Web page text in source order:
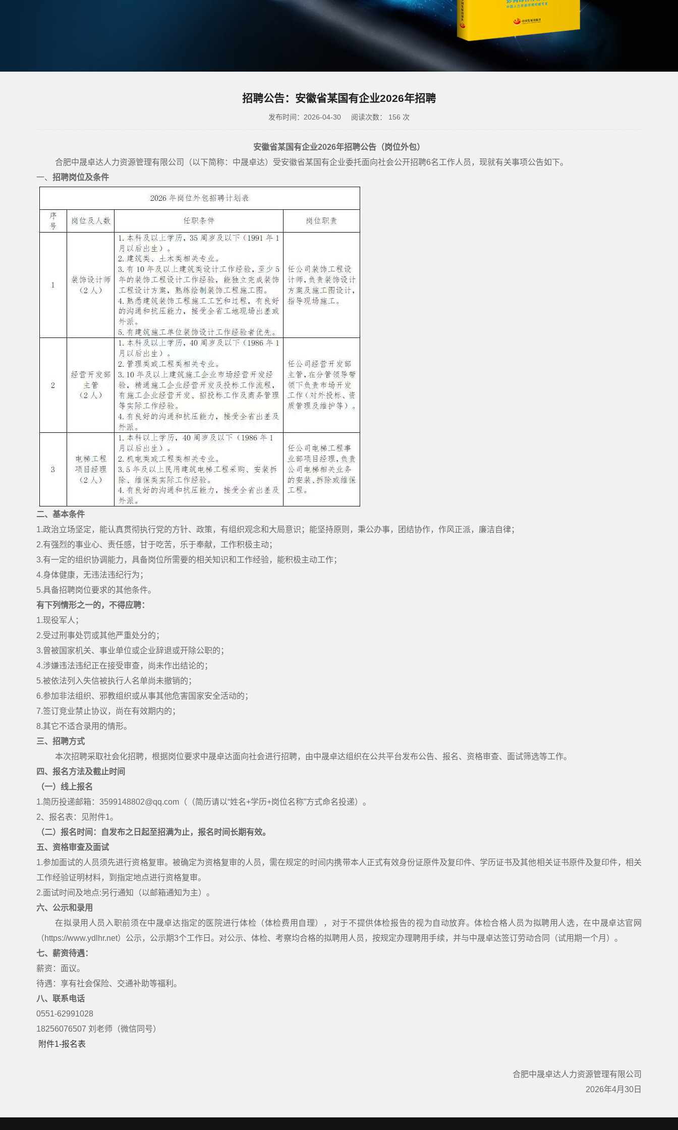
招聘公告：安徽省某国有企业2026年招聘
发布时间：2026-04-30 阅读次数： 156 次
安徽省某国有企业2026年招聘公告 （岗位外包）
合肥中晟卓达人力资源管理有限公司（以下简称：中晟卓达）受安徽省某国有企业委托面向社会公开招聘6名工作人员，现就有关事项公告如下。
一、 招聘岗位及条件
二、基本条件
1.政治立场坚定，能认真贯彻执行党的方针、政策，有组织观念和大局意识；能坚持原则，秉公办事，团结协作，作风正派，廉洁自律；
2.有强烈的事业心、责任感，甘于吃苦，乐于奉献，工作积极主动；
3.有一定的组织协调能力，具备岗位所需要的相关知识和工作经验，能积极主动工作；
4.身体健康，无违法违纪行为；
5.具备招聘岗位要求的其他条件。
有下列情形之一的，不得应聘：
1.现役军人；
2.受过刑事处罚或其他严重处分的；
3.曾被国家机关、事业单位或企业辞退或开除公职的；
4.涉嫌违法违纪正在接受审查，尚未作出结论的；
5.被依法列入失信被执行人名单尚未撤销的；
6.参加非法组织、邪教组织或从事其他危害国家安全活动的；
7.签订竞业禁止协议，尚在有效期内的；
8.其它不适合录用的情形。
三、招聘方式
本次招聘采取社会化招聘，根据岗位要求中晟卓达面向社会进行招聘，由中晟卓达组织在公共平台发布公告、报名、资格审查、面试筛选等工作。
四、 报名方法及截止时间
（一） 线上报名
1.简历投递邮箱： 3599148802@qq.com（（简历请以“姓名+学历+岗位名称”方式命名投递）。
2、报名表：见附件1。
（二） 报名时间：自发布之日起至招满为止，报名时间长期有效。
五、资格审查及面试
1.参加面试的人员须先进行资格复审。被确定为资格复审的人员，需在规定的时间内携带本人正式有效身份证原件及复印件、学历证书及其他相关证书原件及复印件，相关
工作经验证明材料，到指定地点进行资格复审。
2.面试时间及地点:另行通知
（以邮箱通知为主）。
六、 公示和录用
在拟录用人员入职前须在中晟卓达指定的医院进行体检（体检费用自理），对于不提供体检报告的视为自动放弃。体检合格人员为拟聘用人选，在中晟卓达官网
（https://www.ydlhr.net） 公示，公示期3个工作日。对公示、体检、考察均合格的拟聘用人员，按规定办理聘用手续，并与中晟卓达签订劳动合同（试用期一个月）。
七、薪资待遇：
薪资：面议。
待遇：享有社会保险、交通补助等福利。
八、 联系电话
0551-62991028
18256076507 刘老师（微信同号）
附件1-报名表
合肥中晟卓达人力资源管理有限公司
2026年4月30日